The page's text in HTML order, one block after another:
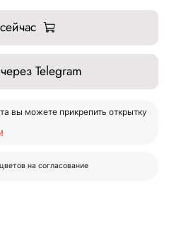
Telegram
вы можете прикрепить открытку
на согласование